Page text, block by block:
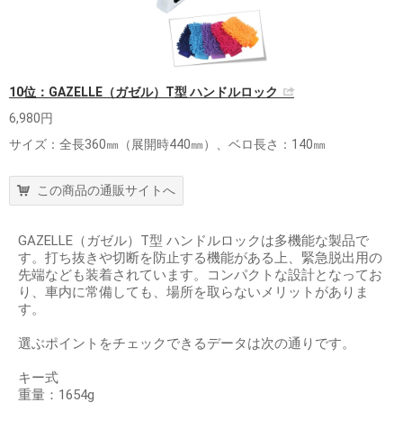
10位：GAZELLE（ガゼル）T型 ハンドルロック
6,980円
サイズ：全長360㎜（展開時440㎜）、ベロ長さ：140㎜
この商品の通販サイトへ
GAZELLE（ガゼル）T型 ハンドルロックは多機能な製品で
す。打ち抜きや切断を防止する機能がある上、緊急脱出用の
先端なども装着されています。コンパクトな設計となってお
り、車内に常備しても、場所を取らないメリットがありま
す。
選ぶポイントをチェックできるデータは次の通りです。
キー式
重量：1654g